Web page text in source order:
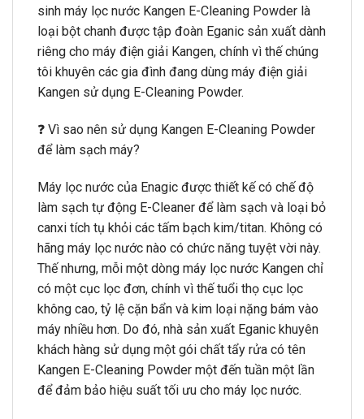
sinh máy lọc nước Kangen E-Cleaning Powder là
loại bột chanh được tập đoàn Eganic sản xuất dành
riêng cho máy điện giải Kangen, chính vì thế chúng
tôi khuyên các gia đình đang dùng máy điện giải
Kangen sử dụng E-Cleaning Powder.
❓ Vì sao nên sử dụng Kangen E-Cleaning Powder
để làm sạch máy?
Máy lọc nước của Enagic được thiết kế có chế độ
làm sạch tự động E-Cleaner để làm sạch và loại bỏ
canxi tích tụ khỏi các tấm bạch kim/titan. Không có
hãng máy lọc nước nào có chức năng tuyệt vời này.
Thế nhưng, mỗi một dòng máy lọc nước Kangen chỉ
có một cục lọc đơn, chính vì thế tuổi thọ cục lọc
không cao, tỷ lệ cặn bẩn và kim loại nặng bám vào
máy nhiều hơn. Do đó, nhà sản xuất Eganic khuyên
khách hàng sử dụng một gói chất tẩy rửa có tên
Kangen E-Cleaning Powder một đến tuần một lần
để đảm bảo hiệu suất tối ưu cho máy lọc nước.